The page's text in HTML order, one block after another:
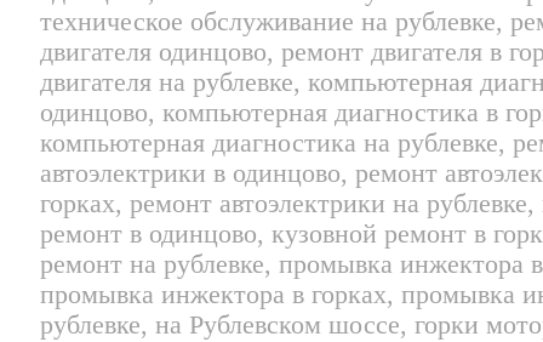
техническое обслуживание на рублевке,
двигателя одинцово, ремонт двигателя в
двигателя на рублевке, компьютерная
одинцово, компьютерная диагностика в
компьютерная диагностика на рублевке,
автоэлектрики в одинцово, ремонт
горках, ремонт автоэлектрики на
ремонт в одинцово, кузовной ремонт в
ремонт на рублевке, промывка инжектора
промывка инжектора в горках, промывка
рублевке, на Рублевском шоссе, горки